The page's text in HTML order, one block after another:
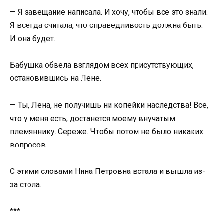
— Я завещание написала. И хочу, чтобы все это знали.
Я всегда считала, что справедливость должна быть.
И она будет.
Бабушка обвела взглядом всех присутствующих,
остановившись на Лене.
— Ты, Лена, не получишь ни копейки наследства! Все,
что у меня есть, достанется моему внучатым
племяннику, Сереже. Чтобы потом не было никаких
вопросов.
С этими словами Нина Петровна встала и вышла из-
за стола.
***